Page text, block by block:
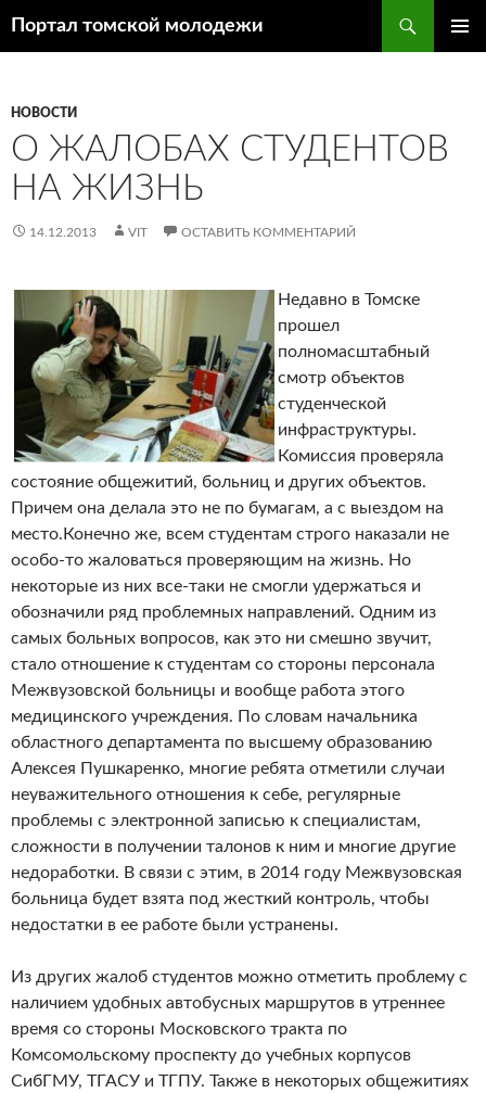
Портал томской молодежи
НОВОСТИ
О ЖАЛОБАХ СТУДЕНТОВ
НА ЖИЗНЬ
14.12.2013 VIT ОСТАВИТЬ КОММЕНТАРИЙ
Недавно в Томске
прошел
полномасштабный
смотр объектов
студенческой
инфраструктуры.
Комиссия проверяла
состояние общежитий, больниц и других объектов.
Причем она делала это не по бумагам, а с выездом на
место. Конечно же, всем студентам строго наказали не
особо-то жаловаться проверяющим на жизнь. Но
некоторые из них все-таки не смогли удержаться и
обозначили ряд проблемных направлений. Одним из
самых больных вопросов, как это ни смешно звучит,
стало отношение к студентам со стороны персонала
Межвузовской больницы и вообще работа этого
медицинского учреждения. По словам начальника
областного департамента по высшему образованию
Алексея Пушкаренко, многие ребята отметили случаи
неуважительного отношения к себе, регулярные
проблемы с электронной записью к специалистам,
сложности в получении талонов к ним и многие другие
недоработки. В связи с этим, в 2014 году Межвузовская
больница будет взята под жесткий контроль, чтобы
недостатки в ее работе были устранены.
Из других жалоб студентов можно отметить проблему с
наличием удобных автобусных маршрутов в утреннее
время со стороны Московского тракта по
Комсомольскому проспекту до учебных корпусов
СибГМУ, ТГАСУ и ТГПУ. Также в некоторых общежитиях